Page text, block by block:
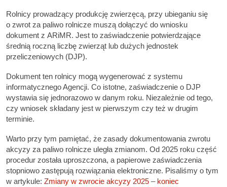
Rolnicy prowadzący produkcję zwierzęcą, przy ubieganiu się
o zwrot za paliwo rolnicze muszą dołączyć do wniosku
dokument z ARiMR. Jest to zaświadczenie potwierdzające
średnią roczną liczbę zwierząt lub dużych jednostek
przeliczeniowych (DJP).
Dokument ten rolnicy mogą wygenerować z systemu
informatycznego Agencji. Co istotne, zaświadczenie o DJP
wystawia się jednorazowo w danym roku. Niezależnie od tego,
czy wniosek składany jest w pierwszym czy też w drugim
terminie.
Warto przy tym pamiętać, że zasady dokumentowania zwrotu
akcyzy za paliwo rolnicze uległa zmianom. Od 2025 roku część
procedur została uproszczona, a papierowe zaświadczenia
stopniowo zastępują rozwiązania elektroniczne. Pisaliśmy o tym
w artykule: Zmiany w zwrocie akcyzy 2025 – koniec